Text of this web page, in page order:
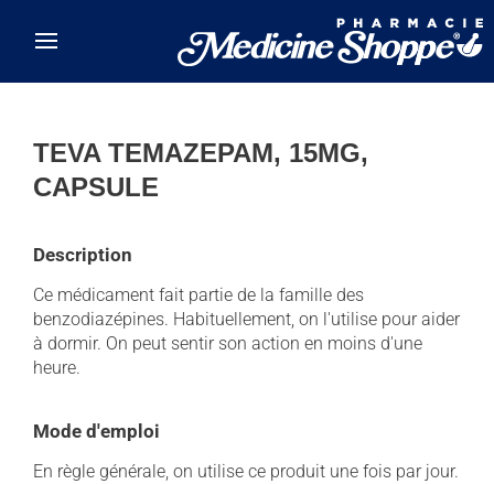
TEVA TEMAZEPAM, 15MG,
CAPSULE
Description
Ce médicament fait partie de la famille des
benzodiazépines. Habituellement, on l'utilise pour aider
à dormir. On peut sentir son action en moins d'une
heure.
Mode d'emploi
En règle générale, on utilise ce produit une fois par jour.